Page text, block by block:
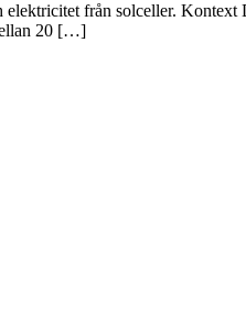
från solceller. Kontext
20 […]